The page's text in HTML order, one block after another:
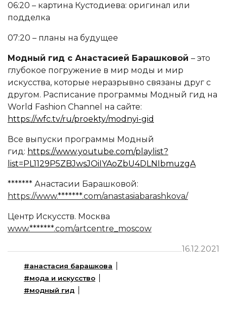
06:20 – картина Кустодиева: оригинал или
подделка
07:20 – планы на будущее
Модный гид с Анастасией Барашковой – это
глубокое погружение в мир моды и мир
искусства, которые неразрывно связаны друг с
другом. Расписание программы Модный гид на
World Fashion Channel на сайте:
https://wfc.tv/ru/proekty/modnyi-gid
Все выпуски программы Модный
гид: https://www.youtube.com/playlist?
list=PL1129P5ZBJwsJOiIYAoZbU4DLNIbmuzgA
******* Анастасии Барашковой:
https://www.*******.com/anastasiabarashkova/
Центр Искусств. Москва
www.*******.com/artcentre_moscow
16.12.2021
#анастасия барашкова
#мода и искусство
#модный гид